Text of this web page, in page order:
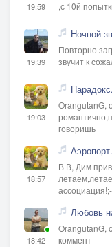
19:59
,с 10й
19:39
Ночной
Повторно
звучит к
19:03
OrangutanG,
говоришь
18:57
В В, Дим
18:42
Любовь
OrangutanG,
коммент